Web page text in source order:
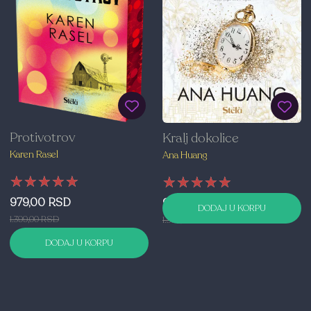
Protivotrov
Karen Rasel
★★★★★
★★★★★
★★★★★
979,00 RSD
1.399,00 RSD
DODAJ U KORPU
Kralj dokolice
Ana Huang
★★★★★
★★★★★
★★★★★
979,00 RSD
1.399,00 RSD
DODAJ U KORPU